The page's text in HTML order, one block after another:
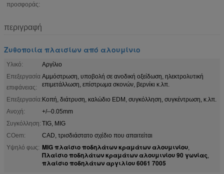
προσφοράς:
περιγραφή
Ζυθοποιία πλαισίων από αλουμίνιο
Υλικό:
Αργίλιο
Επεξεργασία
επιφάνειας:
Αμμόστρωση, υποβολή σε ανοδική οξείδωση, ηλεκτρολυτική
επιμετάλλωση, επίστρωμα σκονών, βερνίκι κ.λπ.
Επεξεργασία:Κοπή, διάτρυση, καλώδιο EDM, συγκόλληση, συγκέντρωση, κ.λπ.
Ανοχή:
+/--0.05mm
Συγκόλληση: TIG, MIG
COem:
CAD, τρισδιάστατο σχέδιο που απαιτείται
Υψηλό φως: MIG πλαίσιο ποδηλάτων κραμάτων αλουμινίου,
Πλαίσιο ποδηλάτων κραμάτων αλουμινίου 90 γωνίας,
πλαίσιο ποδηλάτων αργιλίου 6061 7005